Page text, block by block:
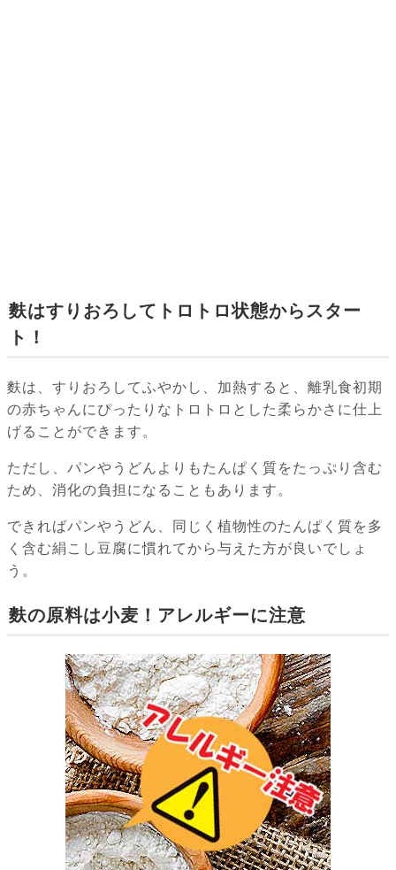
麩はすりおろしてトロトロ状態からスター
ト！
麩は、すりおろしてふやかし、加熱すると、離乳食初期
の赤ちゃんにぴったりなトロトロとした柔らかさに仕上
げることができます。
ただし、パンやうどんよりもたんぱく質をたっぷり含む
ため、消化の負担になることもあります。
できればパンやうどん、同じく植物性のたんぱく質を多
く含む絹こし豆腐に慣れてから与えた方が良いでしょ
う。
麩の原料は小麦！アレルギーに注意